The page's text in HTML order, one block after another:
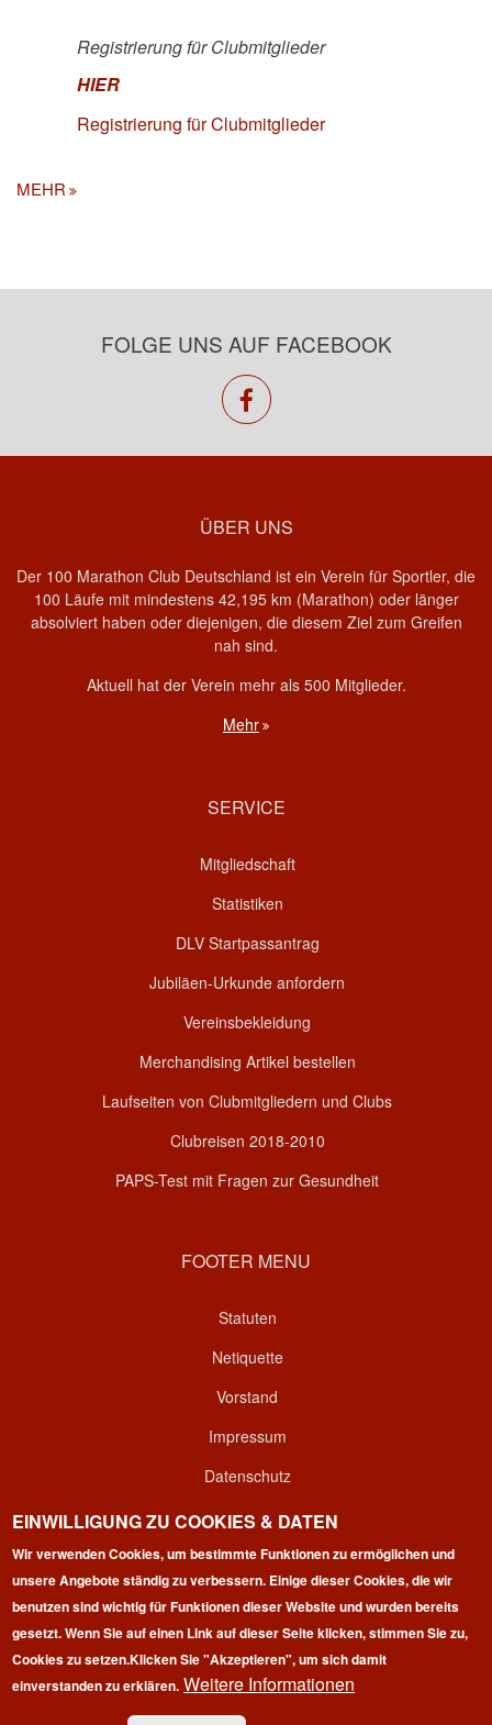
Registrierung für Clubmitglieder
HIER
Registrierung für Clubmitglieder
MEHR
FOLGE UNS AUF FACEBOOK
facebook
ÜBER UNS
Der 100 Marathon Club Deutschland ist ein Verein für Sportler, die
100 Läufe mit mindestens 42,195 km (Marathon) oder länger
absolviert haben oder diejenigen, die diesem Ziel zum Greifen
nah sind.
Aktuell hat der Verein mehr als 500 Mitglieder.
Mehr
SERVICE
Mitgliedschaft
Statistiken
DLV Startpassantrag
Jubiläen-Urkunde anfordern
Vereinsbekleidung
Merchandising Artikel bestellen
Laufseiten von Clubmitgliedern und Clubs
Clubreisen 2018-2010
PAPS-Test mit Fragen zur Gesundheit
FOOTER MENU
Statuten
Netiquette
Vorstand
Impressum
Datenschutz
Kontakt
Login
Copyright © 2026 | 100 Marathon Club Deutschland e.V. | All
rights reserved.
EINWILLIGUNG ZU COOKIES & DATEN
Wir verwenden Cookies, um bestimmte Funktionen zu ermöglichen und
unsere Angebote ständig zu verbessern. Einige dieser Cookies, die wir
benutzen sind wichtig für Funktionen dieser Website und wurden bereits
gesetzt. Wenn Sie auf einen Link auf dieser Seite klicken, stimmen Sie zu,
Cookies zu setzen.Klicken Sie "Akzeptieren", um sich damit
einverstanden zu erklären. Weitere Informationen